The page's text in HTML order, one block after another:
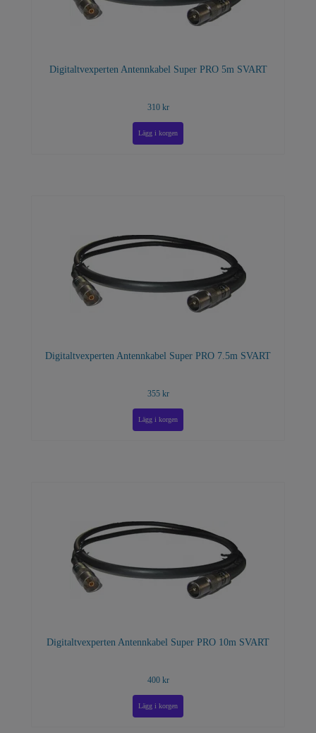
Digitaltvexperten Antennkabel Super PRO 5m SVART
310 kr
Digitaltvexperten Antennkabel Super PRO 7.5m SVART
355 kr
Digitaltvexperten Antennkabel Super PRO 10m SVART
400 kr